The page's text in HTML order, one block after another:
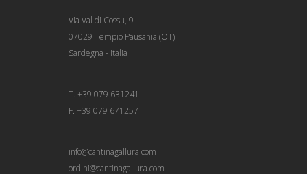
Via Val di Cossu, 9
07029 Tempio Pausania (OT)
Sardegna - Italia
T. +39 079 631241
F. +39 079 671257
info@cantinagallura.com
ordini@cantinagallura.com